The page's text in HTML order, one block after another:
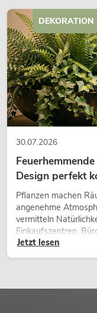
30.07.2026
Design perfekt
Pflanzen machen
angenehme
vermitteln
Einkaufszentren,
hochwertige
Jetzt lesen
DEKORATION